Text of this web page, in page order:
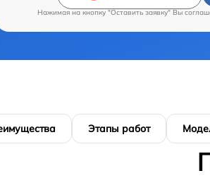
Нажимая на кнопку "Оставить заявку" Вы
Этапы работ